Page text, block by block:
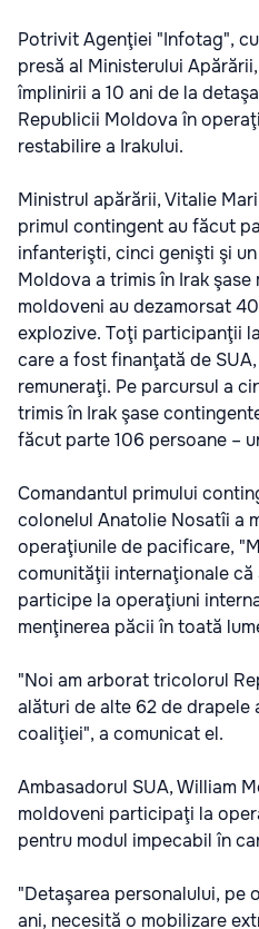
Potrivit Agenţiei "Infotag",
presă al Ministerului
împlinirii a 10 ani de la
Republicii Moldova în
restabilire a Irakului.
Ministrul apărării, Vitalie
primul contingent au făcut
infanterişti, cinci genişti şi
Moldova a trimis în Irak şase
moldoveni au dezamorsat
explozive. Toţi participanţii
care a fost finanţată de
remuneraţi. Pe parcursul a
trimis în Irak şase
făcut parte 106 persoane –
Comandantul primului
colonelul Anatolie Nosatîi a
operaţiunile de pacificare,
comunităţii internaţionale că
participe la operaţiuni
menţinerea păcii în toată
"Noi am arborat tricolorul
alături de alte 62 de drapele
coaliţiei", a comunicat el.
Ambasadorul SUA, William
moldoveni participaţi la
pentru modul impecabil în
"Detaşarea personalului, pe
ani, necesită o mobilizare